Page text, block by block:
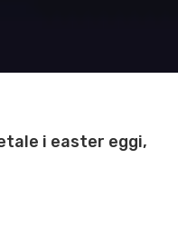
i easter eggi,